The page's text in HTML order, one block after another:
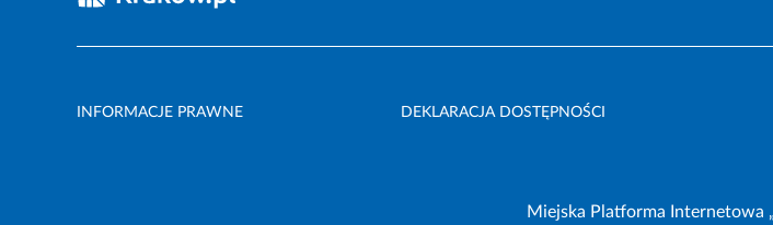
INFORMACJE PRAWNE DEKLARACJA DOSTĘPNOŚCI
Miejska Platforma Internetowa